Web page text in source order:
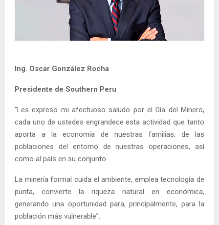
Ing. Oscar González Rocha
Presidente de Southern Peru
“Les expreso mi afectuoso saludo por el Día del Minero,
cada uno de ustedes engrandece esta actividad que tanto
aporta a la economía de nuestras familias, de las
poblaciones del entorno de nuestras operaciones, así
como al país en su conjunto.
La minería formal cuida el ambiente, emplea tecnología de
punta, convierte la riqueza natural en económica,
generando una oportunidad para, principalmente, para la
población más vulnerable”.